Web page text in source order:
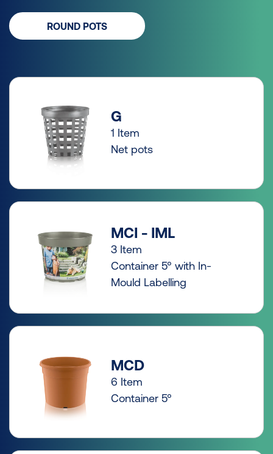
ROUND POTS
G
1 Item
Net pots
MCI - IML
3 Item
Container 5° with In-
Mould Labelling
MCD
6 Item
Container 5°